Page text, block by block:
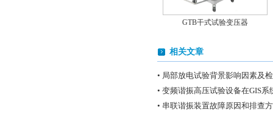
GTB干式试验变压器
相关文章
• 局部放电试验背景影响因素及
• 变频谐振高压试验设备在GIS系
• 串联谐振装置故障原因和排查